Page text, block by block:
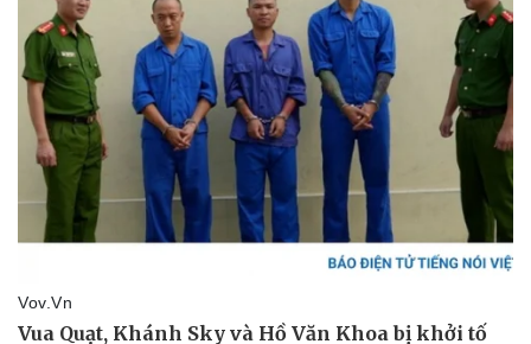
Pháp luật
Vụ án
Tin nóng
Tư vấn luật
Quân sự - Quốc phòng
Vũ khí
Việt Nam
Phân tích